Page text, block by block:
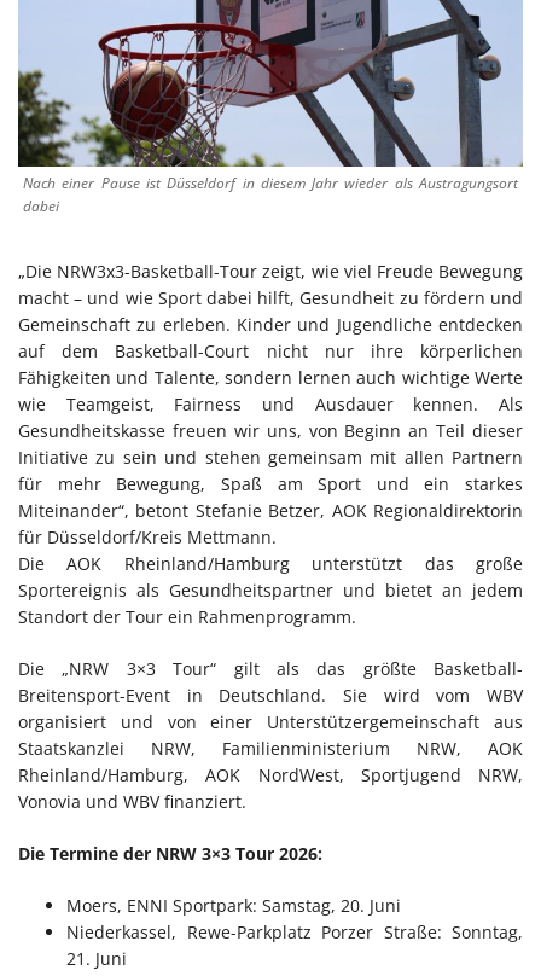
Nach einer Pause ist Düsseldorf in diesem Jahr wieder als Austragungsort
dabei
„Die NRW3x3-Basketball-Tour zeigt, wie viel Freude Bewegung
macht – und wie Sport dabei hilft, Gesundheit zu fördern und
Gemeinschaft zu erleben. Kinder und Jugendliche entdecken
auf dem Basketball-Court nicht nur ihre körperlichen
Fähigkeiten und Talente, sondern lernen auch wichtige Werte
wie Teamgeist, Fairness und Ausdauer kennen. Als
Gesundheitskasse freuen wir uns, von Beginn an Teil dieser
Initiative zu sein und stehen gemeinsam mit allen Partnern
für mehr Bewegung, Spaß am Sport und ein starkes
Miteinander“, betont Stefanie Betzer, AOK Regionaldirektorin
für Düsseldorf/Kreis Mettmann.
Die AOK Rheinland/Hamburg unterstützt das große
Sportereignis als Gesundheitspartner und bietet an jedem
Standort der Tour ein Rahmenprogramm.
Die „NRW 3×3 Tour“ gilt als das größte Basketball-
Breitensport-Event in Deutschland. Sie wird vom WBV
organisiert und von einer Unterstützergemeinschaft aus
Staatskanzlei NRW, Familienministerium NRW, AOK
Rheinland/Hamburg, AOK NordWest, Sportjugend NRW,
Vonovia und WBV finanziert.
Die Termine der NRW 3×3 Tour 2026:
Moers, ENNI Sportpark: Samstag, 20. Juni
Niederkassel, Rewe-Parkplatz Porzer Straße: Sonntag,
21. Juni